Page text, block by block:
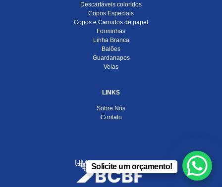
Descartáveis coloridos
Copos Especiais
Copos e Canudos de papel
Forminhas
Linha Branca
Balões
Guardanapos
Velas
LINKS
Sobre Nós
Contato
UMA EMPRESA DO
Solicite um orçamento!